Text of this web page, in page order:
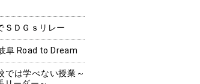
ＳＤＧｓリレー
阜 Road to Dream
では学べない授業～